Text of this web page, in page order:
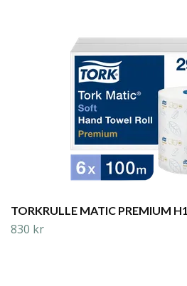
TORKRULLE MATIC PREMIUM H1
830 kr